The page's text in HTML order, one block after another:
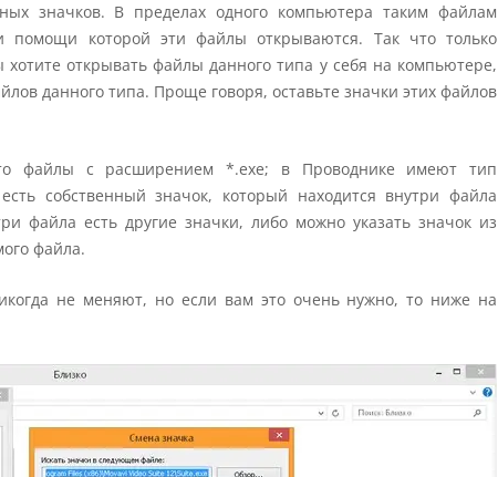
значков. В пределах одного компьютера таким файлам
помощи которой эти файлы открываются. Так что только
открывать файлы данного типа у себя на компьютере,
данного типа. Проще говоря, оставьте значки этих файлов
файлы с расширением *.exe; в Проводнике имеют тип
собственный значок, который находится внутри файла
файла есть другие значки, либо можно указать значок из
файла.
не меняют, но если вам это очень нужно, то ниже на